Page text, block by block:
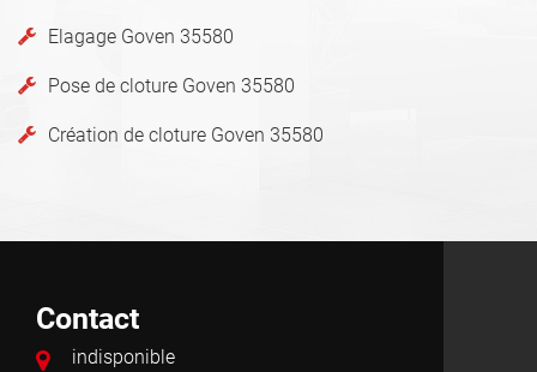
Elagage Goven 35580
Pose de cloture Goven 35580
Création de cloture Goven 35580
Contact
indisponible